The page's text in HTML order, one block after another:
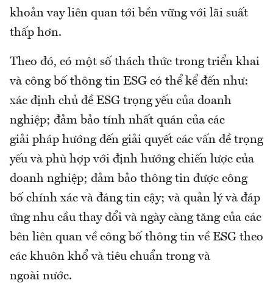
khoản vay liên quan tới bền vững với lãi suất
thấp hơn.
Theo đó, có một số thách thức trong triển khai
và công bố thông tin ESG có thể kể đến như:
xác định chủ đề ESG trọng yếu của doanh
nghiệp; đảm bảo tính nhất quán của các
giải pháp hướng đến giải quyết các vấn đề trọng
yếu và phù hợp với định hướng chiến lược của
doanh nghiệp; đảm bảo thông tin được công
bố chính xác và đáng tin cậy; và quản lý và đáp
ứng nhu cầu thay đổi và ngày càng tăng của các
bên liên quan về công bố thông tin về ESG theo
các khuôn khổ và tiêu chuẩn trong và
ngoài nước.